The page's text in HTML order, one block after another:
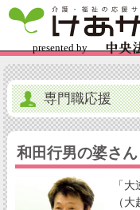
専門職応援
和田行男の婆さ
「
（